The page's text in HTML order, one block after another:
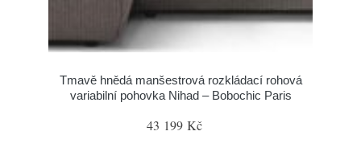
Tmavě hnědá manšestrová rozkládací rohová
variabilní pohovka Nihad – Bobochic Paris
43 199 Kč